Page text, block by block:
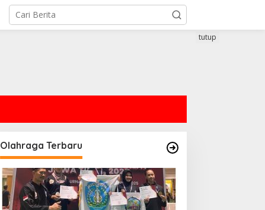
tutup
Olahraga Terbaru